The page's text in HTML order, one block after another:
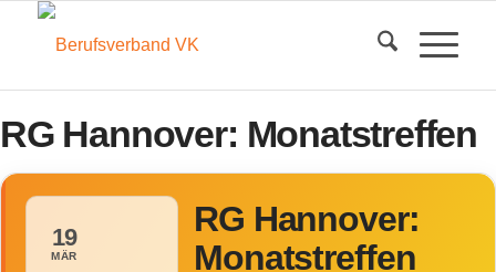
RG Hannover: Monatstreffen
19
MÄR
RG Hannover:
Monatstreffen